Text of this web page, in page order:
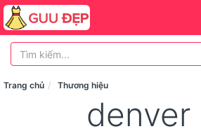
Trang chủ Thương hiệu
denver